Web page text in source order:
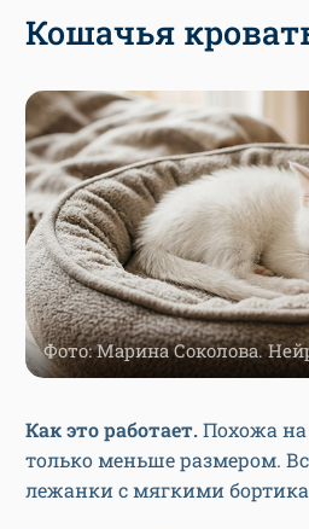
Кошачья
Фото: Марина Соколова.
Как это работает.Похожа
только меньше размером.
лежанки с мягкими